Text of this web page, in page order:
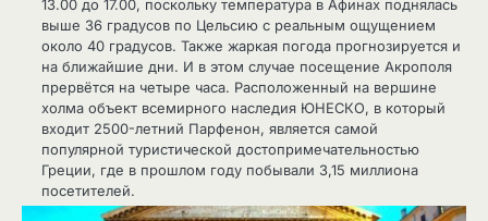
13.00 до 17.00, поскольку температура в Афинах поднялась
выше 36 градусов по Цельсию с реальным ощущением
около 40 градусов. Также жаркая погода прогнозируется и
на ближайшие дни. И в этом случае посещение Акрополя
прервётся на четыре часа. Расположенный на вершине
холма объект всемирного наследия ЮНЕСКО, в который
входит 2500-летний Парфенон, является самой
популярной туристической достопримечательностью
Греции, где в прошлом году побывали 3,15 миллиона
посетителей.